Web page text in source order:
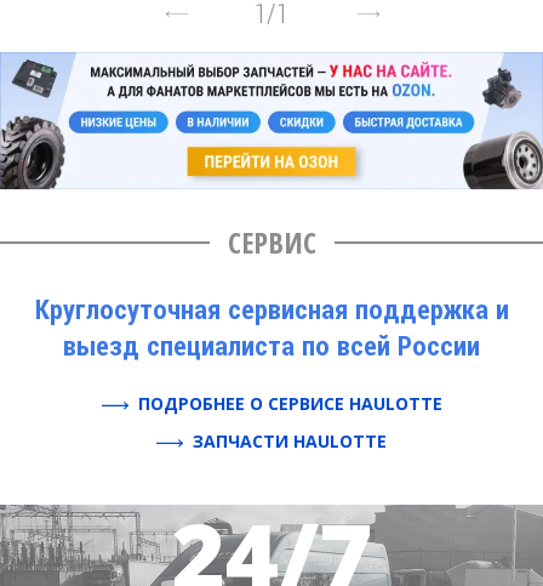
1/1
СЕРВИС
Круглосуточная сервисная поддержка и
выезд специалиста по всей России
ПОДРОБНЕЕ О СЕРВИСЕ HAULOTTE
ЗАПЧАСТИ HAULOTTE